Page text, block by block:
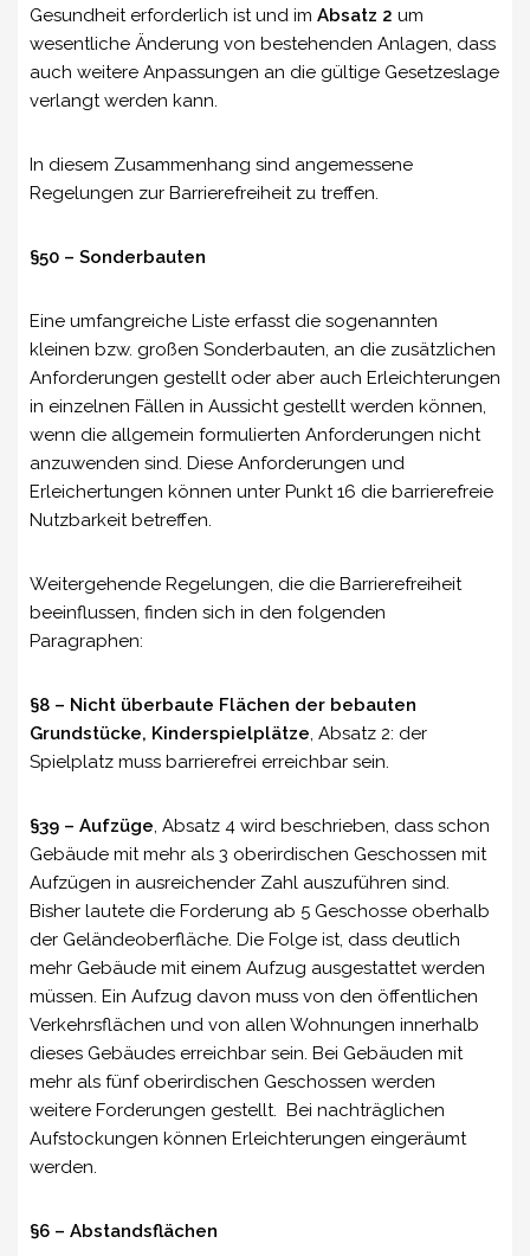
Gesundheit erforderlich ist und im Absatz 2 um
wesentliche Änderung von bestehenden Anlagen, dass
auch weitere Anpassungen an die gültige Gesetzeslage
verlangt werden kann.
In diesem Zusammenhang sind angemessene
Regelungen zur Barrierefreiheit zu treffen.
§50 – Sonderbauten
Eine umfangreiche Liste erfasst die sogenannten
kleinen bzw. großen Sonderbauten, an die zusätzlichen
Anforderungen gestellt oder aber auch Erleichterungen
in einzelnen Fällen in Aussicht gestellt werden können,
wenn die allgemein formulierten Anforderungen nicht
anzuwenden sind. Diese Anforderungen und
Erleichertungen können unter Punkt 16 die barrierefreie
Nutzbarkeit betreffen.
Weitergehende Regelungen, die die Barrierefreiheit
beeinflussen, finden sich in den folgenden
Paragraphen:
§8 – Nicht überbaute Flächen der bebauten
Grundstücke, Kinderspielplätze, Absatz 2: der
Spielplatz muss barrierefrei erreichbar sein.
§39 – Aufzüge, Absatz 4 wird beschrieben, dass schon
Gebäude mit mehr als 3 oberirdischen Geschossen mit
Aufzügen in ausreichender Zahl auszuführen sind.
Bisher lautete die Forderung ab 5 Geschosse oberhalb
der Geländeoberfläche. Die Folge ist, dass deutlich
mehr Gebäude mit einem Aufzug ausgestattet werden
müssen. Ein Aufzug davon muss von den öffentlichen
Verkehrsflächen und von allen Wohnungen innerhalb
dieses Gebäudes erreichbar sein. Bei Gebäuden mit
mehr als fünf oberirdischen Geschossen werden
weitere Forderungen gestellt. Bei nachträglichen
Aufstockungen können Erleichterungen eingeräumt
werden.
§6 – Abstandsflächen